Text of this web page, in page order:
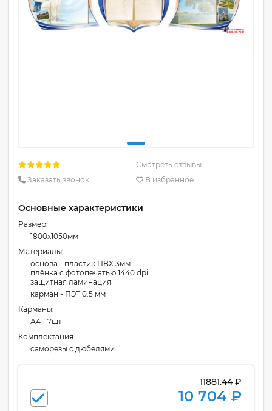
Смотреть отзывы
Заказать звонок
В избранное
Основные характеристики
Размер:
1800x1050мм
Материалы:
основа - пластик ПВХ 3мм
плёнка с фотопечатью 1440 dpi
защитная ламинация
карман - ПЭТ 0.5 мм
Карманы:
А4 - 7шт
Комплектация:
cаморезы с дюбелями
11881.44 ₽
10 704 ₽